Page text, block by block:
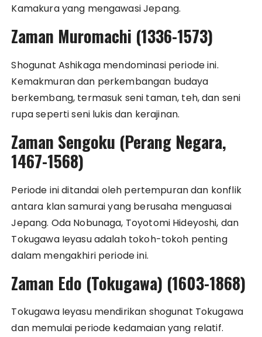
Kamakura yang mengawasi Jepang.
Zaman Muromachi (1336-1573)
Shogunat Ashikaga mendominasi periode ini.
Kemakmuran dan perkembangan budaya
berkembang, termasuk seni taman, teh, dan seni
rupa seperti seni lukis dan kerajinan.
Zaman Sengoku (Perang Negara,
1467-1568)
Periode ini ditandai oleh pertempuran dan konflik
antara klan samurai yang berusaha menguasai
Jepang. Oda Nobunaga, Toyotomi Hideyoshi, dan
Tokugawa Ieyasu adalah tokoh-tokoh penting
dalam mengakhiri periode ini.
Zaman Edo (Tokugawa) (1603-1868)
Tokugawa Ieyasu mendirikan shogunat Tokugawa
dan memulai periode kedamaian yang relatif.